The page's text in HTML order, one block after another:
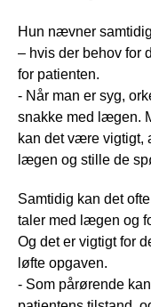
Hun nævner
– hvis der behov for
for patienten.
- Når man er syg,
snakke med lægen.
kan det være vigtigt,
lægen og stille de
Samtidig kan det
taler med lægen og
Og det er vigtigt for
løfte opgaven.
- Som pårørende